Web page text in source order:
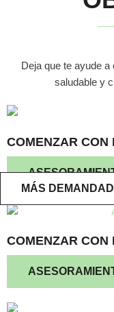
Deja que te ayude
saludable y
COMENZAR CON
MÁS
COMENZAR CON